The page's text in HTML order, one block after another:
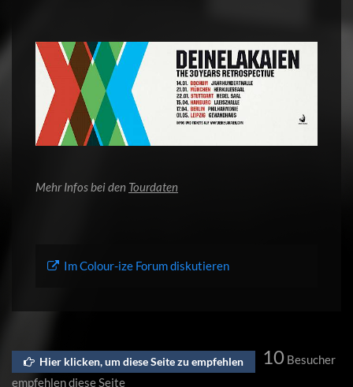
Mehr Infos bei den Tourdaten
Im Colour-ize Forum diskutieren
Hier klicken, um diese Seite zu empfehlen 10 Besucher
empfehlen diese Seite